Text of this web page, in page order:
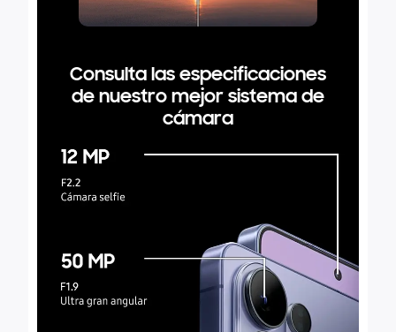
Consulta las especificaciones
de nuestro mejor sistema de
cámara